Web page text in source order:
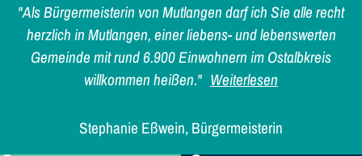
"Als Bürgermeisterin von Mutlangen darf ich Sie alle recht
herzlich in Mutlangen, einer liebens- und lebenswerten
Gemeinde mit rund 6.900 Einwohnern im Ostalbkreis
willkommen heißen." Weiterlesen
Stephanie Eßwein, Bürgermeisterin